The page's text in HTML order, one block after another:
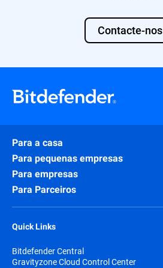
Contacte-nos
Para a casa
Para pequenas empresas
Para empresas
Para Parceiros
Quick Links
Bitdefender Central
Gravityzone Cloud Control Center